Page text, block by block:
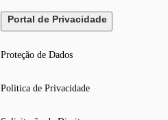
Portal de Privacidade
Proteção de Dados
Politica de Privacidade